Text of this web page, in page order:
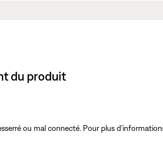
du produit
ou mal connecté. Pour plus